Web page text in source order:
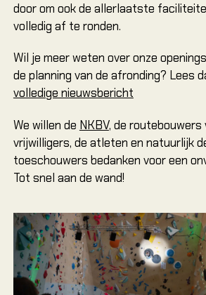
door om ook de allerlaatste
volledig af te ronden.
Wil je meer weten over onze
de planning van de afronding? Lees
volledige nieuwsbericht
We willen de NKBV, de routebouwers
vrijwilligers, de atleten en natuurlijk
toeschouwers bedanken voor een
Tot snel aan de wand!